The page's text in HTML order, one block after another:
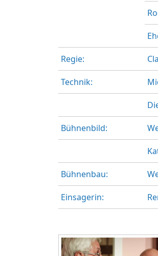
Regie:
Technik:
Bühnenbild:
Bühnenbau:
Einsagerin: